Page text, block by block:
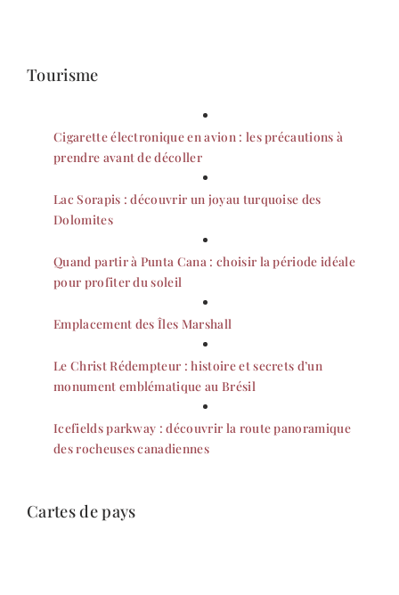
Tourisme
Cigarette électronique en avion : les précautions à
prendre avant de décoller
Lac Sorapis : découvrir un joyau turquoise des
Dolomites
Quand partir à Punta Cana : choisir la période idéale
pour profiter du soleil
Emplacement des Îles Marshall
Le Christ Rédempteur : histoire et secrets d’un
monument emblématique au Brésil
Icefields parkway : découvrir la route panoramique
des rocheuses canadiennes
Cartes de pays